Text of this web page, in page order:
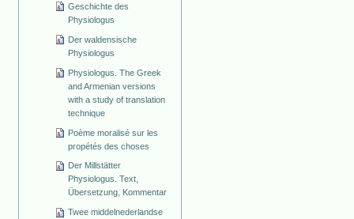
Geschichte des
Physiologus
Der waldensische
Physiologus
Physiologus. The Greek
and Armenian versions
with a study of translation
technique
Poème moralisé sur les
propétés des choses
Der Millstätter
Physiologus. Text,
Übersetzung, Kommentar
Twee middelnederlandse